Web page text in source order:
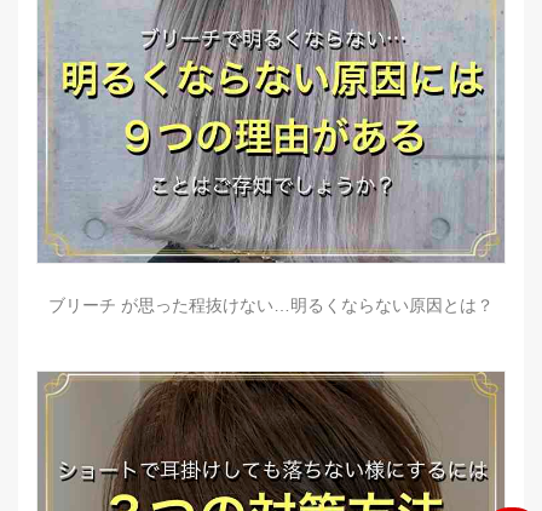
ブリーチ が思った程抜けない…明るくならない原因とは？